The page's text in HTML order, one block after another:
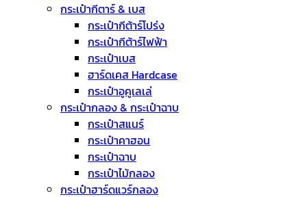
กระเป๋ากีตาร์ & เบส
กระเป๋ากีต้าร์โปร่ง
กระเป๋ากีต้าร์ไฟฟ้า
กระเป๋าเบส
ฮาร์ดเคส Hardcase
กระเป๋าอูคูเลเล่
กระเป๋ากลอง & กระเป๋าฉาบ
กระเป๋าสแนร์
กระเป๋าคาฮอน
กระเป๋าฉาบ
กระเป๋าไม้กลอง
กระเป๋าฮาร์ดแวร์กลอง